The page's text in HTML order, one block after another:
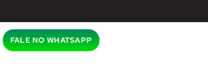
FALE NO WHATSAPP